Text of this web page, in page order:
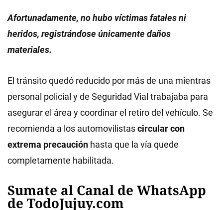
Afortunadamente, no hubo víctimas fatales ni
heridos, registrándose únicamente daños
materiales.
El tránsito quedó reducido por más de una mientras
personal policial y de Seguridad Vial trabajaba para
asegurar el área y coordinar el retiro del vehículo. Se
recomienda a los automovilistascircular con
extrema precaución hasta que la vía quede
completamente habilitada.
Sumate al Canal de WhatsApp
de TodoJujuy.com